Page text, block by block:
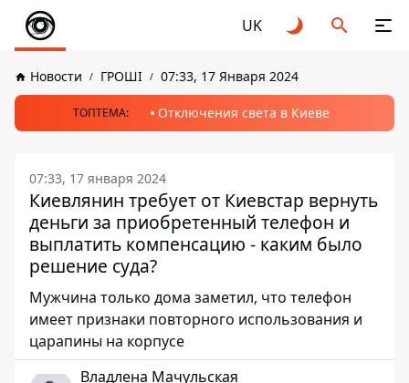
UK
Новости ГРОШІ 07:33, 17 Января 2024
ТОПТЕМА: Отключения света в Киеве
07:33, 17 января 2024
Киевлянин требует от Киевстар вернуть
деньги за приобретенный телефон и
выплатить компенсацию - каким было
решение суда?
Мужчина только дома заметил, что телефон
имеет признаки повторного использования и
царапины на корпусе
Владлена Мачульская